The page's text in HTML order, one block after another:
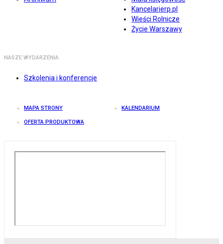
Kancelarierp.pl
Wieści Rolnicze
Życie Warszawy
NASZE WYDARZENIA
Szkolenia i konferencje
MAPA STRONY KALENDARIUM
OFERTA PRODUKTOWA